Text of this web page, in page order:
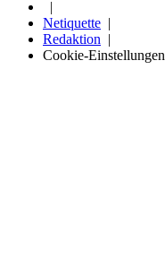
Netiquette
Redaktion
Cookie-Einstellungen